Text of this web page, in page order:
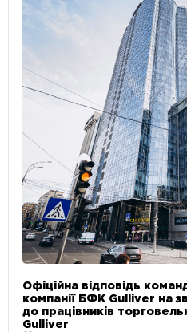
Офіційна відповідь
компанії БФК Gulliver на
до працівників
Gulliver